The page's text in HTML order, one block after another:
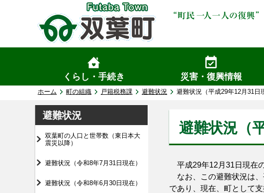
くらし・手続き 災害・復興情報
ホーム 町の組織 戸籍税務課 避難状況 避難状況（平成29年12月31日
避難状況
双葉町の人口と世帯数（東日本大
震災以降）
避難状況（令和8年7月31日現在）
避難状況（令和8年6月30日現在）
避難状況（
平成29年12月31日現在
なお、この避難状況は、
であり、現在、町として